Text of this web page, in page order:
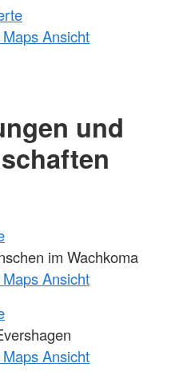
Ansicht
und
im Wachkoma
Ansicht
Ansicht